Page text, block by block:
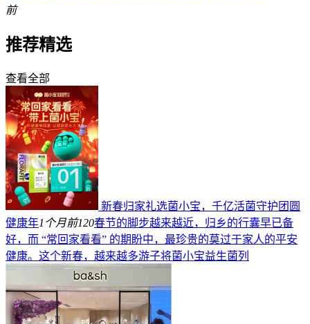
前
推荐精选
查看全部
新春归家礼选菌小宝，千亿活菌守护团圆
健康年1个月前120春节的脚步越来越近，归乡的行囊早已备
好，而 “常回家看看” 的期盼中，最珍贵的莫过于家人的平安
健康。这个新春，越来越多游子将菌小宝益生菌列